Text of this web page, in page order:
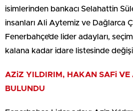
isimlerinden bankacı Selahattin
insanları Ali Aytemiz ve Dağlarca
Fenerbahçe’de lider adayları,
kalana kadar idare listesinde
AZiZ YILDIRIM, HAKAN SAFi VE
BULUNDU